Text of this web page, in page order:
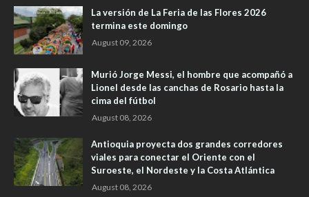
La versión de La Feria de las Flores 2026
termina este domingo
August 09, 2026
Murió Jorge Messi, el hombre que acompañó a
Lionel desde las canchas de Rosario hasta la
cima del fútbol
August 08, 2026
Antioquia proyecta dos grandes corredores
viales para conectar el Oriente con el
Suroeste, el Nordeste y la Costa Atlántica
August 08, 2026